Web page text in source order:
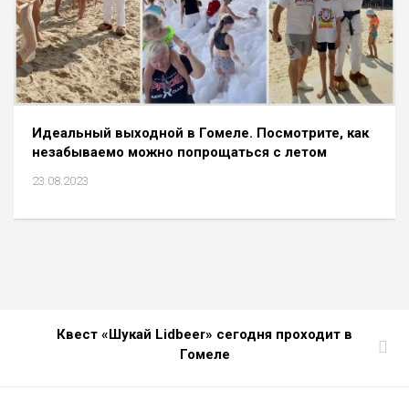
Идеальный выходной в Гомеле. Посмотрите, как
незабываемо можно попрощаться с летом
23.08.2023
Квест «Шукай Lidbeer» сегодня проходит в
Гомеле